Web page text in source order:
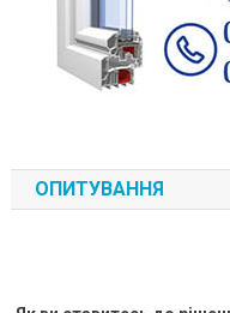
ОПИТУВАННЯ